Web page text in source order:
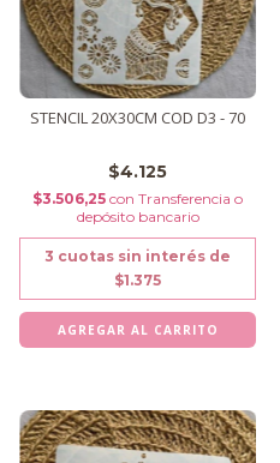
STENCIL 20X30CM COD D3 - 70
$4.125
$3.506,25 con Transferencia o
depósito bancario
3 cuotas sin interés de
$1.375